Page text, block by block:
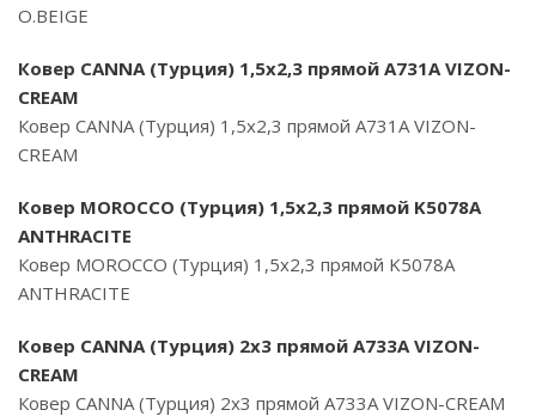
O.BEIGE
Ковер CANNA (Турция) 1,5х2,3 прямой A731A VIZON-
CREAM
Ковер CANNA (Турция) 1,5х2,3 прямой A731A VIZON-
CREAM
Ковер MOROCCO (Турция) 1,5х2,3 прямой K5078A
ANTHRACITE
Ковер MOROCCO (Турция) 1,5х2,3 прямой K5078A
ANTHRACITE
Ковер CANNA (Турция) 2х3 прямой A733A VIZON-
CREAM
Ковер CANNA (Турция) 2х3 прямой A733A VIZON-CREAM